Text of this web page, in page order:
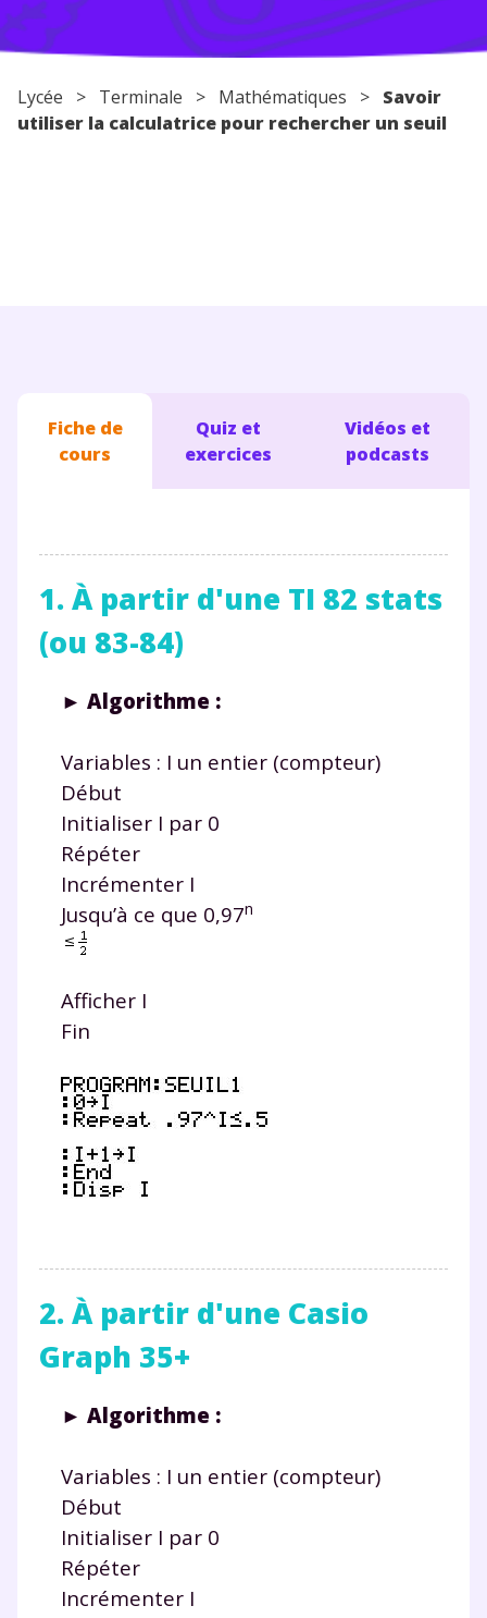
Conseils pour les parents
Lycée > Terminale > Mathématiques > Savoir
utiliser la calculatrice pour rechercher un seuil
Fiche de
cours
Quiz et
exercices
Vidéos et
podcasts
1. À partir d'une TI 82 stats
(ou 83-84)
► Algorithme :
Variables : I un entier (compteur)
Début
Initialiser I par 0
Répéter
Incrémenter I
Jusqu’à ce que 0,97n
Afficher I
Fin
2. À partir d'une Casio
Graph 35+
► Algorithme :
Variables : I un entier (compteur)
Début
Initialiser I par 0
Répéter
Incrémenter I